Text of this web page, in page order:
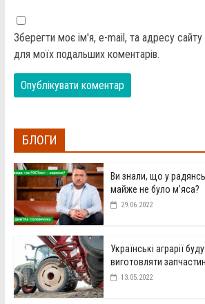
Зберегти моє ім'я, e-mail, та адресу сайту
для моїх подальших коментарів.
БЛОГИ
Ви знали, що у
майже не було м’яса?
29.06.2022
Українські аграрії
виготовляти
13.05.2022